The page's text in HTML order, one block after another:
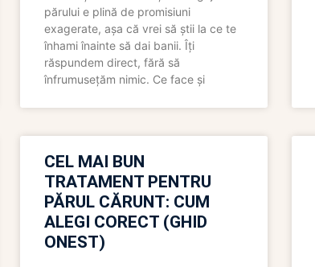
părului e plină de promisiuni
exagerate, așa că vrei să știi la ce te
înhami înainte să dai banii. Îți
răspundem direct, fără să
înfrumusețăm nimic. Ce face și
CEL MAI BUN
TRATAMENT PENTRU
PĂRUL CĂRUNT: CUM
ALEGI CORECT (GHID
ONEST)